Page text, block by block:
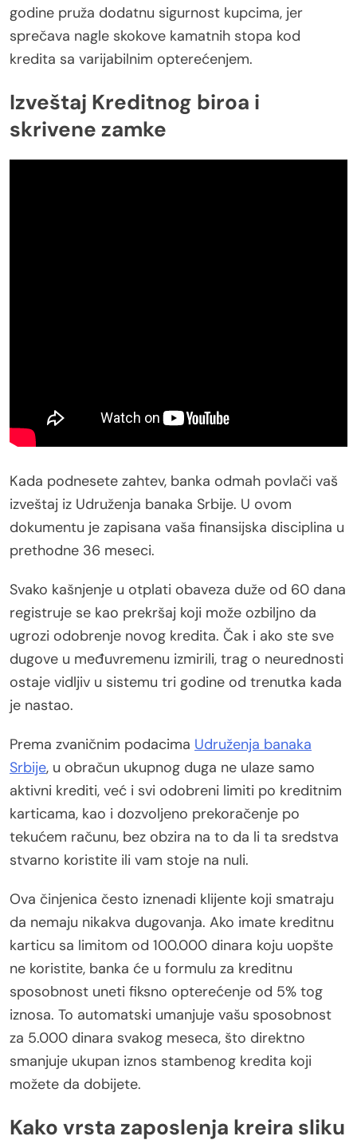
godine pruža dodatnu sigurnost kupcima, jer
sprečava nagle skokove kamatnih stopa kod
kredita sa varijabilnim opterećenjem.
Izveštaj Kreditnog biroa i
skrivene zamke
Kada podnesete zahtev, banka odmah povlači vaš
izveštaj iz Udruženja banaka Srbije. U ovom
dokumentu je zapisana vaša finansijska disciplina u
prethodne 36 meseci.
Svako kašnjenje u otplati obaveza duže od 60 dana
registruje se kao prekršaj koji može ozbiljno da
ugrozi odobrenje novog kredita. Čak i ako ste sve
dugove u međuvremenu izmirili, trag o neurednosti
ostaje vidljiv u sistemu tri godine od trenutka kada
je nastao.
Prema zvaničnim podacima Udruženja banaka
Srbije, u obračun ukupnog duga ne ulaze samo
aktivni krediti, već i svi odobreni limiti po kreditnim
karticama, kao i dozvoljeno prekoračenje po
tekućem računu, bez obzira na to da li ta sredstva
stvarno koristite ili vam stoje na nuli.
Ova činjenica često iznenadi klijente koji smatraju
da nemaju nikakva dugovanja. Ako imate kreditnu
karticu sa limitom od 100.000 dinara koju uopšte
ne koristite, banka će u formulu za kreditnu
sposobnost uneti fiksno opterećenje od 5% tog
iznosa. To automatski umanjuje vašu sposobnost
za 5.000 dinara svakog meseca, što direktno
smanjuje ukupan iznos stambenog kredita koji
možete da dobijete.
Kako vrsta zaposlenja kreira sliku